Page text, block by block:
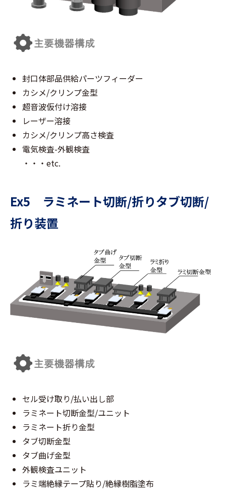
封口体部品供給パーツフィーダー
カシメ/クリンプ金型
超音波仮付け溶接
レーザー溶接
カシメ/クリンプ高さ検査
電気検査-外観検査
・・・etc.
Ex5 ラミネート切断/折りタブ切断/
折り装置
セル受け取り/払い出し部
ラミネート切断金型/ユニット
ラミネート折り金型
タブ切断金型
タブ曲げ金型
外観検査ユニット
ラミ端絶縁テープ貼り/絶縁樹脂塗布